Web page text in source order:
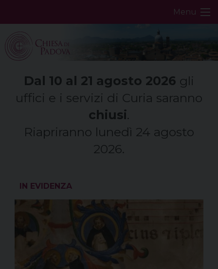
Menu
Dal 10 al 21 agosto 2026 gli
uffici e i servizi di Curia saranno
chiusi.
Riapriranno lunedì 24 agosto
2026.
IN EVIDENZA